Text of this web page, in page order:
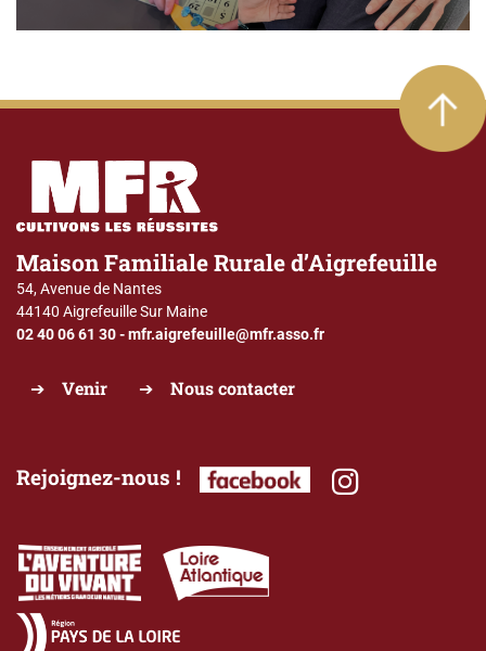
Maison Familiale Rurale d’Aigrefeuille
54, Avenue de Nantes
44140 Aigrefeuille Sur Maine
02 40 06 61 30-mfr.aigrefeuille@mfr.asso.fr
Venir Nous contacter
Rejoignez-nous !